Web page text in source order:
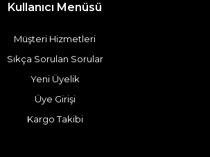
Kullanıcı Menüsü
Müşteri Hizmetleri
Sıkça Sorulan Sorular
Yeni Üyelik
Üye Girişi
Kargo Takibi